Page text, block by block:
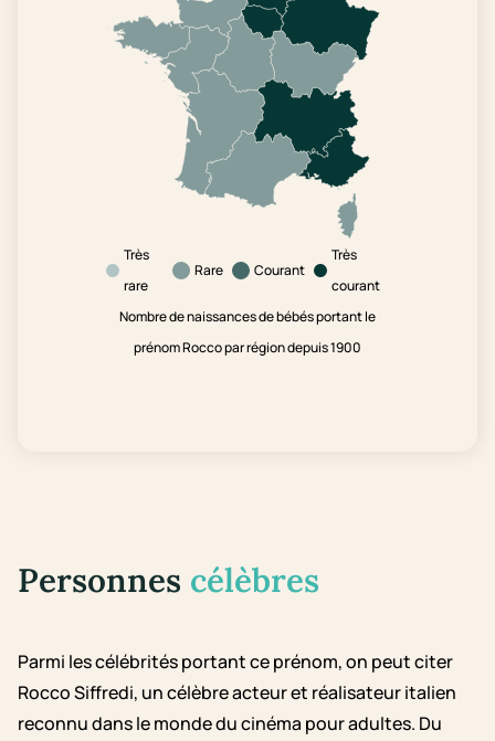
Très
rare
Rare Courant
Très
courant
Nombre de naissances de bébés portant le
prénom Rocco par région depuis 1900
Personnes célèbres
Parmi les célébrités portant ce prénom, on peut citer
Rocco Siffredi, un célèbre acteur et réalisateur italien
reconnu dans le monde du cinéma pour adultes. Du